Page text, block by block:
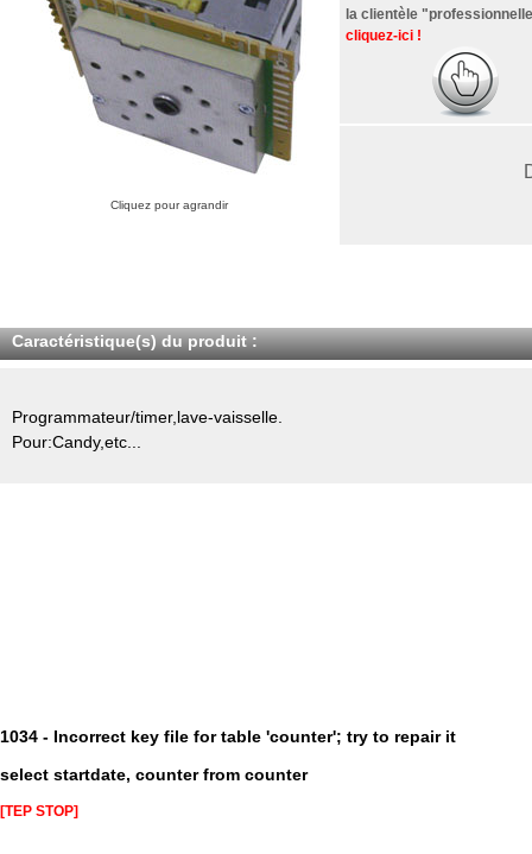
Cliquez pour agrandir
la clientèle
cliquez-ici !
Caractéristique(s) du produit :
Programmateur/timer,lave-vaisselle.
Pour:Candy,etc...
1034 - Incorrect key file for table 'counter'; try to repair it
select startdate, counter from counter
[TEP STOP]